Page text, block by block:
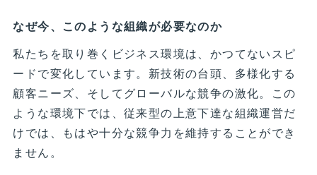
なぜ今、このような組織が必要なのか
私たちを取り巻くビジネス環境は、かつてないスピ
ードで変化しています。新技術の台頭、多様化する
顧客ニーズ、そしてグローバルな競争の激化。この
ような環境下では、従来型の上意下達な組織運営だ
けでは、もはや十分な競争力を維持することができ
ません。